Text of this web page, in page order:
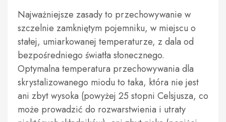
Najważniejsze zasady to przechowywanie w
szczelnie zamkniętym pojemniku, w miejscu o
stałej, umiarkowanej temperaturze, z dala od
bezpośredniego światła słonecznego.
Optymalna temperatura przechowywania dla
skrystalizowanego miodu to taka, która nie jest
ani zbyt wysoka (powyżej 25 stopni Celsjusza, co
może prowadzić do rozwarstwienia i utraty